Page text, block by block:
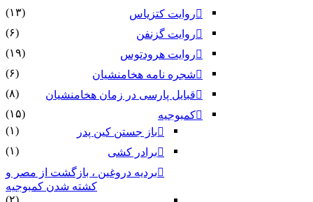
روایت کتزیاس
(۱۳)
روایت گزنفن
(۶)
روایت هرودتوس
(۱۹)
شجره نامه هخامنشیان
(۶)
قبایل پارسی در زمان هخامنشیان
(۸)
کمبوجیه
(۱۵)
باز جستن کین پدر
(۱)
برادر کشی
(۱)
بردیه دروغین ، بازگشت از مصر و
کشته شدن کمبوجیه
(۲)